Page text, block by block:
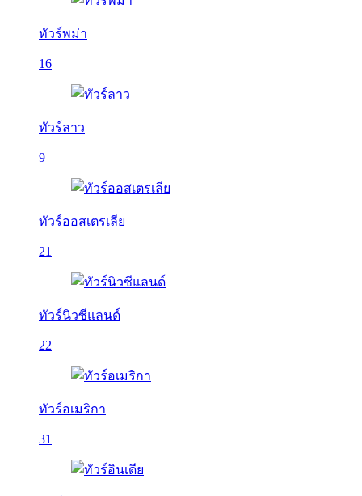
ทัวร์พม่า
16
ทัวร์ลาว
9
ทัวร์ออสเตรเลีย
21
ทัวร์นิวซีแลนด์
22
ทัวร์อเมริกา
31